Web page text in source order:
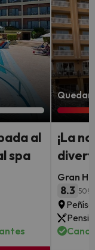
al
spa
Quedan
¡La
Gran
8.3